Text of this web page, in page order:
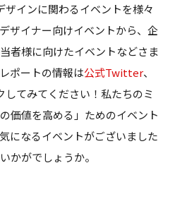
インに関わるイベントを様々
ザイナー向けイベントから、企
者様に向けたイベントなどさま
ポートの情報は公式Twitter、
してみてください！私たちのミ
価値を高める」ためのイベント
になるイベントがございました
かがでしょうか。